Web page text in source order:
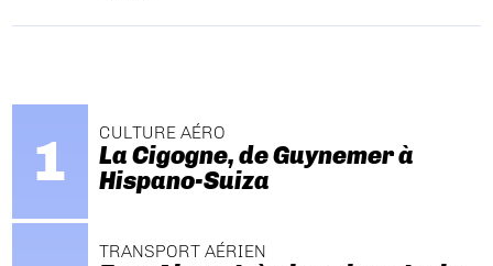
CULTURE AÉRO
La Cigogne, de Guynemer à
Hispano-Suiza
TRANSPORT AÉRIEN